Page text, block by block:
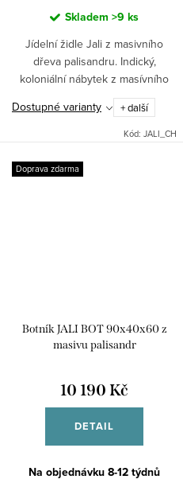
Skladem >9 ks
Jídelní židle Jali z masivního
dřeva palisandru. Indický,
koloniální nábytek z masívního
dřeva palisandr.Tento kus
nábytku lze dodat v 7 různých
odstínech. Při objednávce
Dostupné varianty + další
Kód: JALI_CH
Doprava zdarma
Botník JALI BOT 90x40x60 z
masivu palisandr
10 190 Kč
DETAIL
Na objednávku 8-12 týdnů